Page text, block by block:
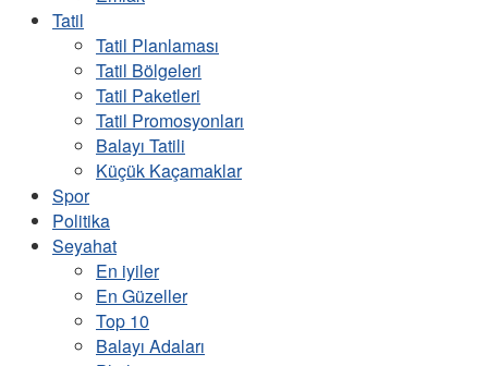
Tatil
Tatil Planlaması
Tatil Bölgeleri
Tatil Paketleri
Tatil Promosyonları
Balayı Tatili
Küçük Kaçamaklar
Spor
Politika
Seyahat
En iyiler
En Güzeller
Top 10
Balayı Adaları